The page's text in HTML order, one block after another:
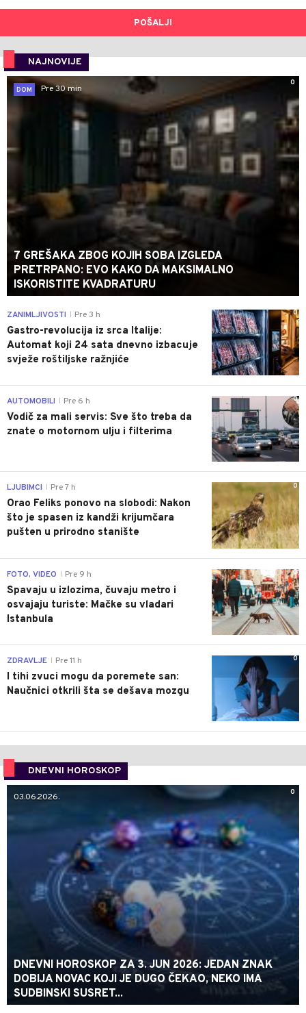
POŠALJI
NAJNOVIJE
0
DOM
Pre 30 min
7 GREŠAKA ZBOG KOJIH SOBA IZGLEDA
PRETRPANO: EVO KAKO DA MAKSIMALNO
ISKORISTITE KVADRATURU
0
ZANIMLJIVOSTI Pre 3 h
Gastro-revolucija iz srca Italije:
Automat koji 24 sata dnevno izbacuje
svježe roštiljske ražnjiće
0
AUTOMOBILI Pre 6 h
Vodič za mali servis: Sve što treba da
znate o motornom ulju i filterima
0
LJUBIMCI Pre 7 h
Orao Feliks ponovo na slobodi: Nakon
što je spasen iz kandži krijumčara
pušten u prirodno stanište
0
FOTO, VIDEO Pre 9 h
Spavaju u izlozima, čuvaju metro i
osvajaju turiste: Mačke su vladari
Istanbula
0
ZDRAVLJE Pre 11 h
I tihi zvuci mogu da poremete san:
Naučnici otkrili šta se dešava mozgu
DNEVNI HOROSKOP
0
03.06.2026.
DNEVNI HOROSKOP ZA 3. JUN 2026: JEDAN ZNAK
DOBIJA NOVAC KOJI JE DUGO ČEKAO, NEKO IMA
SUDBINSKI SUSRET...